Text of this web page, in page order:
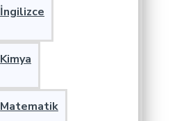
İngilizce
Kimya
Matematik